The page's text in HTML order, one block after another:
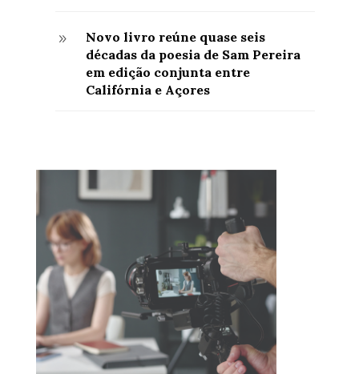
9
Novo livro reúne quase seis
décadas da poesia de Sam Pereira
em edição conjunta entre
Califórnia e Açores